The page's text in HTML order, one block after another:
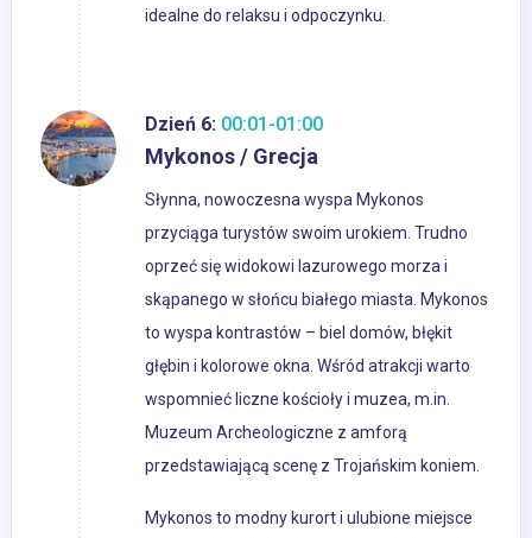
idealne do relaksu i odpoczynku.
Dzień 6: 00:01-01:00
Mykonos / Grecja
Słynna, nowoczesna wyspa Mykonos
przyciąga turystów swoim urokiem. Trudno
oprzeć się widokowi lazurowego morza i
skąpanego w słońcu białego miasta. Mykonos
to wyspa kontrastów – biel domów, błękit
głębin i kolorowe okna. Wśród atrakcji warto
wspomnieć liczne kościoły i muzea, m.in.
Muzeum Archeologiczne z amforą
przedstawiającą scenę z Trojańskim koniem.
Mykonos to modny kurort i ulubione miejsce